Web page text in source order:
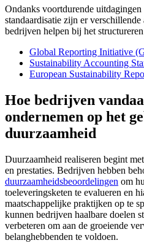
Ondanks voortdurende uitdagingen
standaardisatie zijn er
bedrijven helpen bij het
Global Reporting Initiative
Sustainability Accounting
European Sustainability
Hoe bedrijven
ondernemen op het
duurzaamheid
Duurzaamheid realiseren begint
en prestaties. Bedrijven hebben
duurzaamheidsbeoordelingen om
toeleveringsketen te evalueren en
maatschappelijke praktijken op te
kunnen bedrijven haalbare doelen
verbeteren om aan de groeiende
belanghebbenden te voldoen.